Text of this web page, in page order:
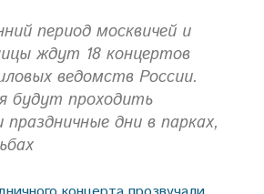
период москвичей и
ждут 18 концертов
ведомств России.
будут проходить
дни в парках,